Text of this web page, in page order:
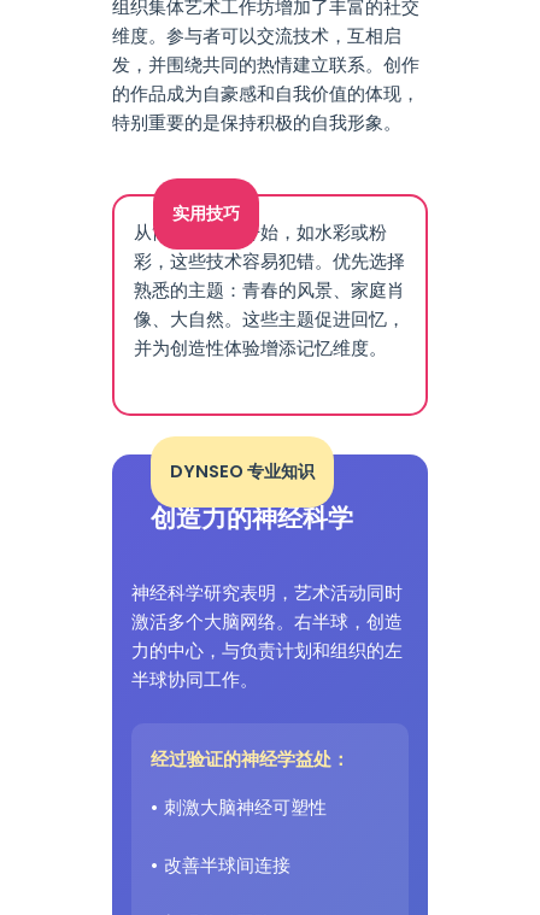
组织集体艺术工作坊增加了丰富的社交
维度。参与者可以交流技术，互相启
发，并围绕共同的热情建立联系。创作
的作品成为自豪感和自我价值的体现，
特别重要的是保持积极的自我形象。
实用技巧
从简单的技术开始，如水彩或粉
彩，这些技术容易犯错。优先选择
熟悉的主题：青春的风景、家庭肖
像、大自然。这些主题促进回忆，
并为创造性体验增添记忆维度。
DYNSEO 专业知识
创造力的神经科学
神经科学研究表明，艺术活动同时
激活多个大脑网络。右半球，创造
力的中心，与负责计划和组织的左
半球协同工作。
经过验证的神经学益处：
• 刺激大脑神经可塑性
• 改善半球间连接